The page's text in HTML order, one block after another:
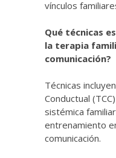
vínculos
Qué técnicas
la terapia
comunicación?
Técnicas
Conductual
sistémica
entrenamiento
comunicación.